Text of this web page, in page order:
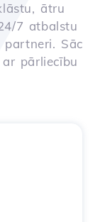
ātru
7 atbalstu
Sāc
pārliecību